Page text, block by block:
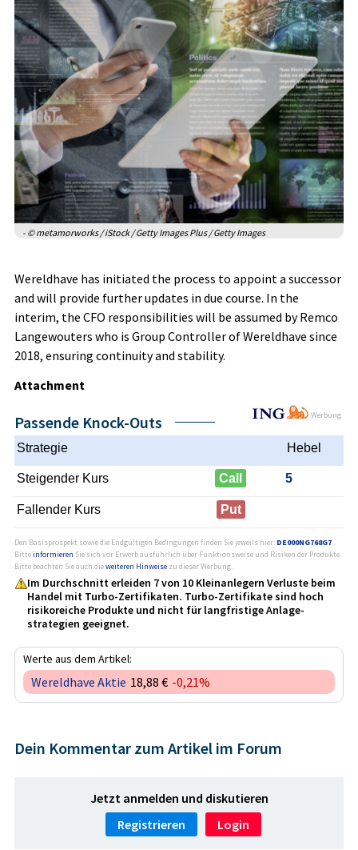
- © metamorworks / iStock / Getty Images Plus / Getty Images
Wereldhave has initiated the process to appoint a successor
and will provide further updates in due course. In the
interim, the CFO responsibilities will be assumed by Remco
Langewouters who is Group Controller of Wereldhave since
2018, ensuring continuity and stability.
Attachment
Werbung
Passende Knock-Outs
Strategie Hebel
Steigender Kurs Call 5
Fallender Kurs Put
Den Basisprospekt sowie die Endgültigen Bedingungen finden Sie jeweils hier: DE000NG768G7 .
Bitteinformieren Sie sich vor Erwerb ausführlich über Funktionsweise und Risiken der Produkte.
Bitte beachten Sie auch dieweiteren Hinweise zu dieser Werbung.
Im Durchschnitt erleiden 7 von 10 Kleinanlegern Verluste beim
Handel mit Turbo-Zertifikaten. Turbo-Zertifikate sind hoch
risikoreiche Produkte und nicht für langfristige Anlage­
strategien geeignet.
Werte aus dem Artikel:
Wereldhave Aktie 18,88 € -0,21%
Dein Kommentar zum Artikel im Forum
Jetzt anmelden und diskutieren
Registrieren
Login